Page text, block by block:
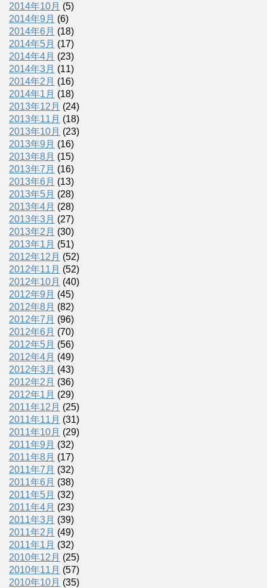
2014年10月 (5)
2014年9月 (6)
2014年6月 (18)
2014年5月 (17)
2014年4月 (23)
2014年3月 (11)
2014年2月 (16)
2014年1月 (18)
2013年12月 (24)
2013年11月 (18)
2013年10月 (23)
2013年9月 (16)
2013年8月 (15)
2013年7月 (16)
2013年6月 (13)
2013年5月 (28)
2013年4月 (28)
2013年3月 (27)
2013年2月 (30)
2013年1月 (51)
2012年12月 (52)
2012年11月 (52)
2012年10月 (40)
2012年9月 (45)
2012年8月 (82)
2012年7月 (96)
2012年6月 (70)
2012年5月 (56)
2012年4月 (49)
2012年3月 (43)
2012年2月 (36)
2012年1月 (29)
2011年12月 (25)
2011年11月 (31)
2011年10月 (29)
2011年9月 (32)
2011年8月 (17)
2011年7月 (32)
2011年6月 (38)
2011年5月 (32)
2011年4月 (23)
2011年3月 (39)
2011年2月 (49)
2011年1月 (32)
2010年12月 (25)
2010年11月 (57)
2010年10月 (35)